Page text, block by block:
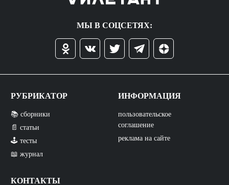
МЫ В СОЦСЕТЯХ:
РУБРИКАТОР
📚 сборники
📄 статьи
🕹️ тесты
📖 журнал
КОНТАКТЫ
ИНФОРМАЦИЯ
пользовательское
соглашение
реклама на сайте